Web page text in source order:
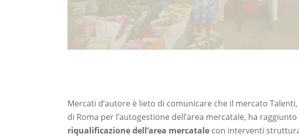
Mercati d’autore è lieto di comunicare che il mercato
di Roma per l’autogestione dell’area mercatale, ha
riqualificazione dell’area mercatale con interventi